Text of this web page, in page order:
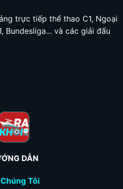
trực tiếp thể thao C1, Ngoại
Bundesliga... và các giải đấu
DẪN
Tôi